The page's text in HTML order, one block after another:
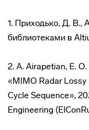
1. Приходько, Д. В.,
библиотеками в
2. A. Airapetian, E.
«MIMO Radar
Cycle Sequence»,
Engineering